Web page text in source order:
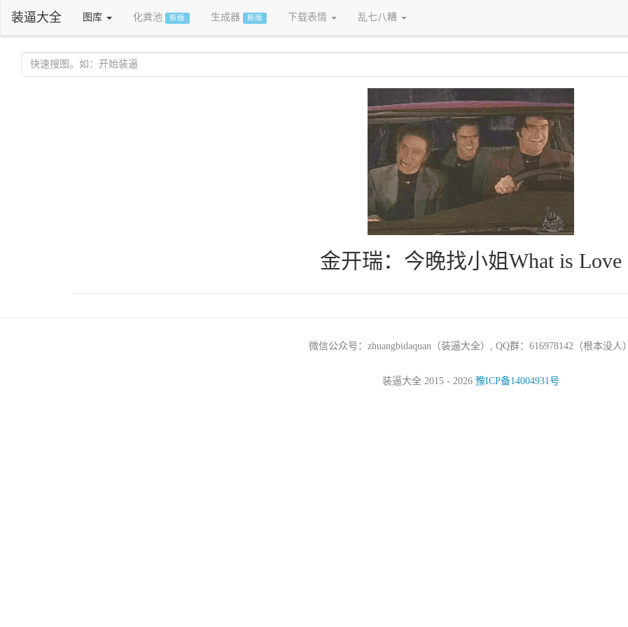
装逼大全 图库 化粪池 新版 生成器 新版 下载表情 乱七八糟
金开瑞：今晚找小姐What is Love
微信公众号：zhuangbidaquan（装逼大全）, QQ群：616978142（根本没人）
装逼大全 2015 - 2026 豫ICP备14004931号